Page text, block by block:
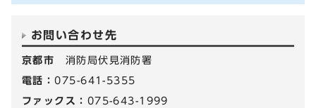
お問い合わせ先
京都市 消防局伏見消防署
電話：075-641-5355
ファックス： 075-643-1999